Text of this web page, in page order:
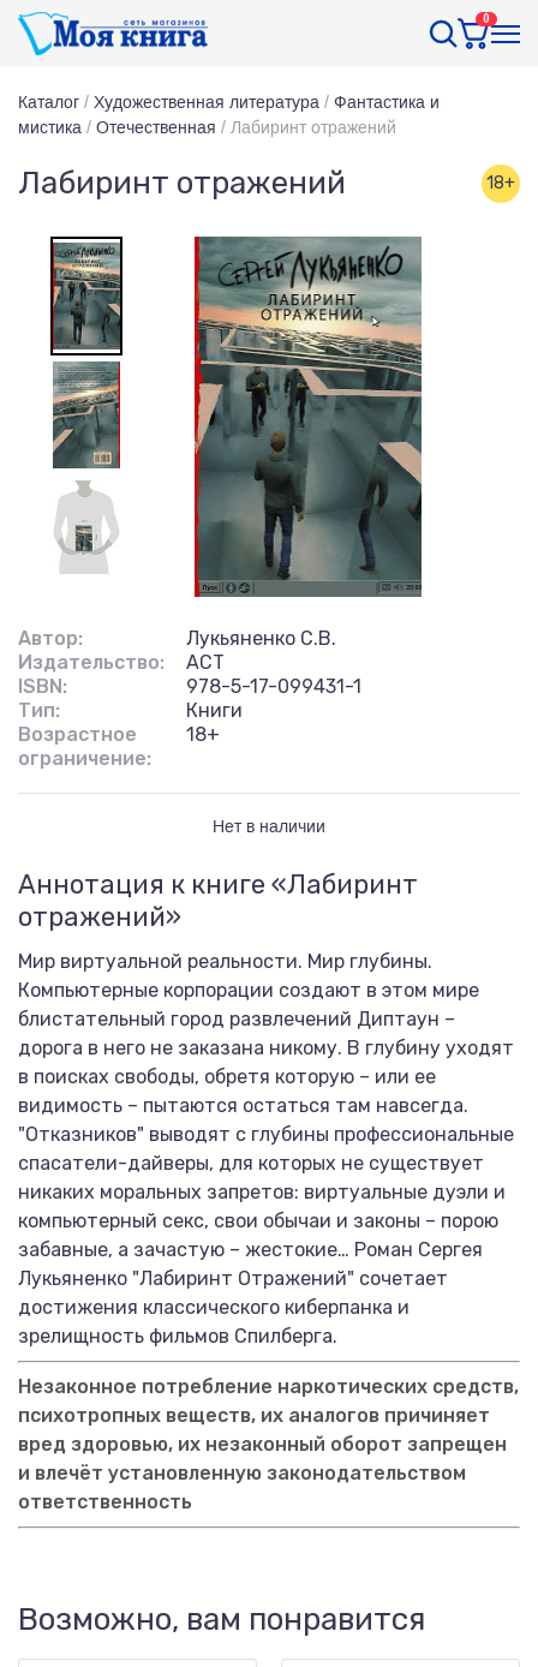
0
Каталог / Художественная литература / Фантастика и
мистика / Отечественная / Лабиринт отражений
Лабиринт отражений 18+
Автор:
Лукьяненко С.В.
Издательство:
АСТ
ISBN:
978-5-17-099431-1
Тип:
Книги
Возрастное
ограничение:
18+
Нет в наличии
Аннотация к книге «Лабиринт
отражений»
Мир виртуальной реальности. Мир глубины.
Компьютерные корпорации создают в этом мире
блистательный город развлечений Диптаун –
дорога в него не заказана никому. В глубину уходят
в поисках свободы, обретя которую – или ее
видимость – пытаются остаться там навсегда.
"Отказников" выводят с глубины профессиональные
спасатели-дайверы, для которых не существует
никаких моральных запретов: виртуальные дуэли и
компьютерный секс, свои обычаи и законы – порою
забавные, а зачастую – жестокие… Роман Сергея
Лукьяненко "Лабиринт Отражений" сочетает
достижения классического киберпанка и
зрелищность фильмов Спилберга.
Незаконное потребление наркотических средств,
психотропных веществ, их аналогов причиняет
вред здоровью, их незаконный оборот запрещен
и влечёт установленную законодательством
ответственность
Возможно, вам понравится